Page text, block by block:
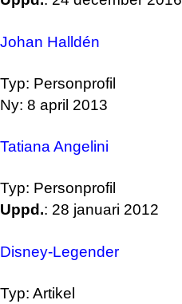
Johan Halldén
Typ: Personprofil
Ny: 8 april 2013
Tatiana Angelini
Typ: Personprofil
Uppd.: 28 januari 2012
Disney-Legender
Typ: Artikel